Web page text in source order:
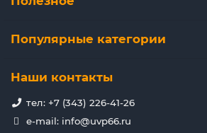
Популярные категории
Наши контакты
тел: +7 (343) 226-41-26
e-mail: info@uvp66.ru